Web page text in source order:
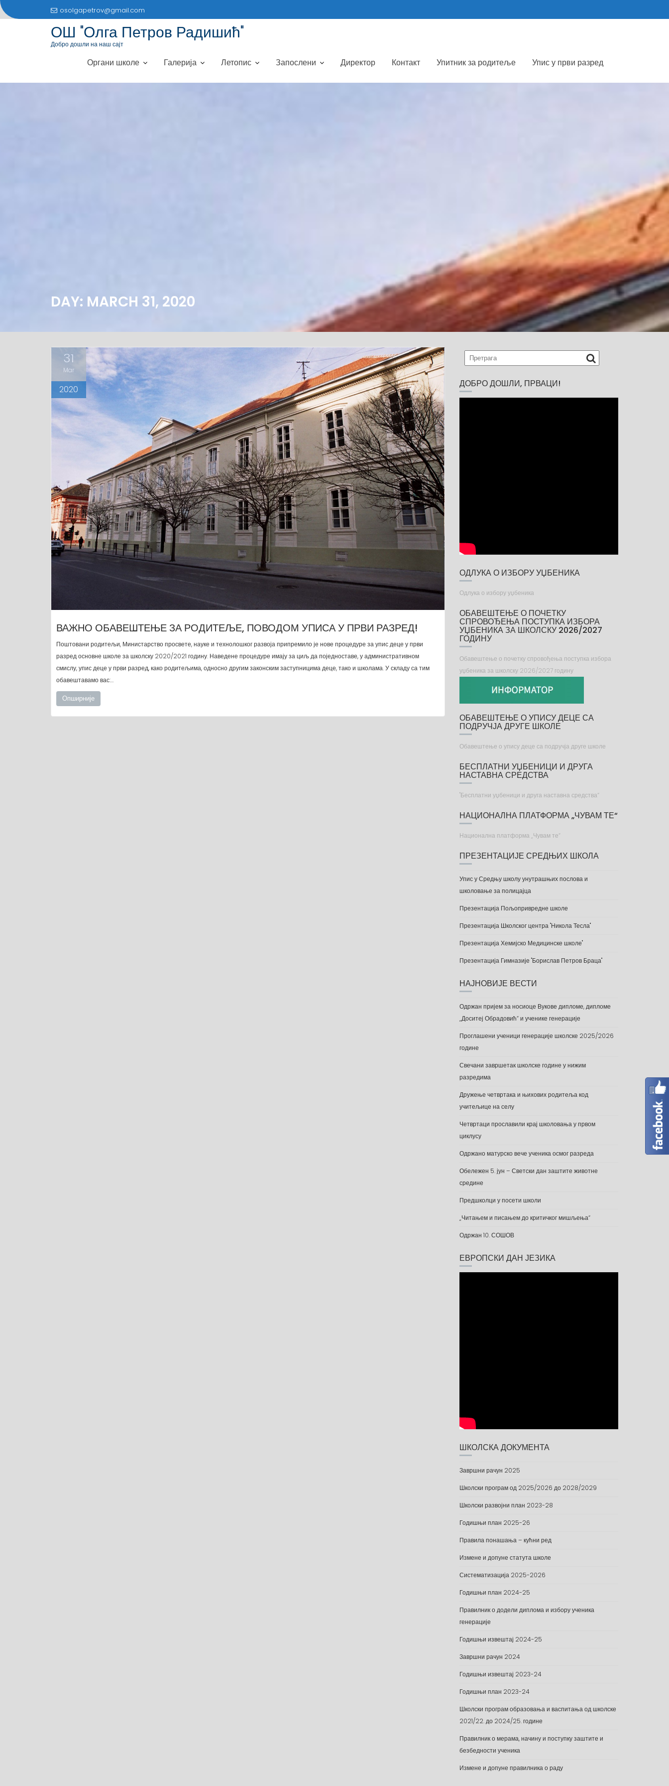
S
k
osolgapetrov@gmail.com
ОШ "Олга Петров Радишић"
Добро дошли на наш сајт
Органи школе Галерија Летопис Запослени Директор Контакт Упитник за родитеље Упис у први разред
DAY: MARCH 31, 2020
31
Mar
2020
ВАЖНО ОБАВЕШТЕЊЕ ЗА РОДИТЕЉЕ, ПОВОДОМ УПИСА У ПРВИ РАЗРЕД!
Поштовани родитељи, Министарство просвете, науке и технолошког развоја припремило је нове процедуре за упис деце у први
разред основне школе за школску 2020/2021 годину. Наведене процедуре имају за циљ да поједноставе, у административном
смислу, упис деце у први разред, како родитељима, односно другим законским заступницима деце, тако и школама. У складу са тим
обавештавамо вас:…
Опширније
ДОБРО ДОШЛИ, ПРВАЦИ!
ОДЛУКА О ИЗБОРУ УЏБЕНИКА
Одлука о избору уџбеника
ОБАВЕШТЕЊЕ О ПОЧЕТКУ
СПРОВОЂЕЊА ПОСТУПКА ИЗБОРА
УЏБЕНИКА ЗА ШКОЛСКУ 2026/2027
ГОДИНУ
Обавештење о почетку спровођења поступка избора
уџбеника за школску 2026/2027 годину
ОБАВЕШТЕЊЕ О УПИСУ ДЕЦЕ СА
ПОДРУЧЈА ДРУГЕ ШКОЛЕ
Обавештење о упису деце са подручја друге школе
БЕСПЛАТНИ УЏБЕНИЦИ И ДРУГА
НАСТАВНА СРЕДСТВА
"Бесплатни уџбеници и друга наставна средства“
НАЦИОНАЛНА ПЛАТФОРМА „ЧУВАМ ТЕ“
Национална платформа „Чувам те“
ПРЕЗЕНТАЦИЈЕ СРЕДЊИХ ШКОЛА
Упис у Средњу школу унутрашњих послова и
школовање за полицајца
Презентација Пољопривредне школе
Презентација Школског центра "Никола Тесла"
Презентација Хемијско Медицинске школе"
Презентација Гимназије "Борислав Петров Браца"
НАЈНОВИЈЕ ВЕСТИ
Одржан пријем за носиоце Вукове дипломе, дипломе
„Доситеј Обрадовић“ и ученике генерације
Проглашени ученици генерације школске 2025/2026
године
Свечани завршетак школске године у нижим
разредима
Дружење четвртака и њихових родитеља код
учитељице на селу
Четвртаци прославили крај школовања у првом
циклусу
Одржано матурско вече ученика осмог разреда
Обележен 5. јун – Светски дан заштите животне
средине
Предшколци у посети школи
„Читањем и писањем до критичког мишљења“
Одржан 10. СОШОВ
ЕВРОПСКИ ДАН ЈЕЗИКА
ШКОЛСКА ДОКУМЕНТА
Завршни рачун 2025
Школски програм од 2025/2026 до 2028/2029
Школски развојни план 2023-28
Годишњи план 2025-26
Правила понашања – кућни ред
Измене и допуне статута школе
Систематизација 2025-2026
Годишњи план 2024-25
Правилник о додели диплома и избору ученика
генерације
Годишњи извештај 2024-25
Завршни рачун 2024
Годишњи извештај 2023-24
Годишњи план 2023-24
Школски програм образовања и васпитања од школске
2021/22. до 2024/25. године
Правилник о мерама, начину и поступку заштите и
безбедности ученика
Измене и допуне правилника о раду